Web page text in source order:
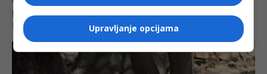
Upravljanje opcijama